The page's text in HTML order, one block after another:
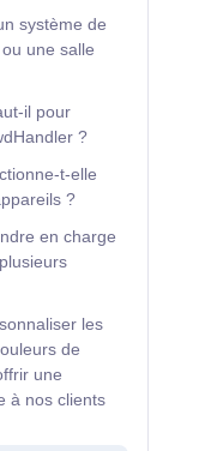
système de
une salle
il pour
?
t-elle
?
en charge
les
de
une
à nos clients